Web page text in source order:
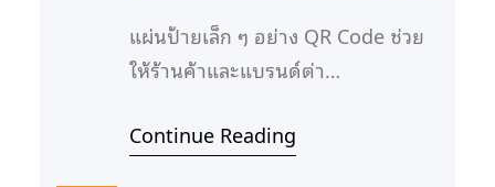
แผ่นป้ายเล็ก ๆ อย่าง QR Code ช่วย
ให้ร้านค้าและแบรนด์ต่า…
Continue Reading